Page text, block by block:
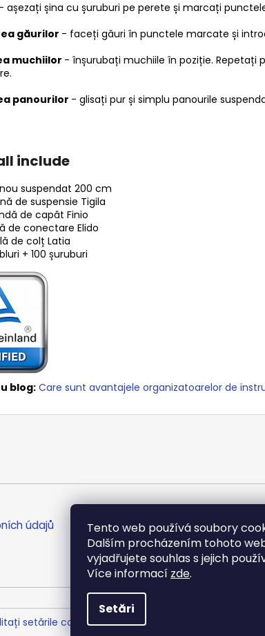
Tento web používá soubory
Dalším procházením tohoto
vyjadřujete souhlas s jejich
Více informací zde.
Setări
- așezați șina cu șuruburi pe perete și marcați
găurilor - faceți găuri în punctele marcate și
muchiilor - înșurubați muchiile în poziție. Repetați
panourilor - glisați pur și simplu panourile
include
suspendat 200 cm
de suspensie Tigila
de capăt Finio
de conectare Elido
de colț Latia
+ 100 șuruburi
blog: Care sunt avantajele organizatoarelor de
údajů
setările cookie-urilor